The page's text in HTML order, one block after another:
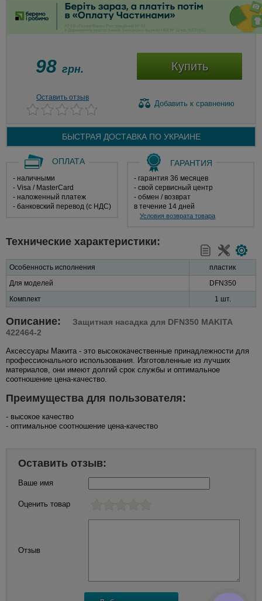
98 грн. Купить
Оставить отзыв
Добавить к сравнению
БЫСТРАЯ ДОСТАВКА ПО УКРАИНЕ
ОПЛАТА
- наличными
- Visa / MasterCard
- наложенный платеж
- банковский перевод (с НДС)
ГАРАНТИЯ
- гарантия 36 месяцев
- свой сервисный центр
- обмен / возврат
в течение 14 дней
Условия возврата товара
Технические характеристики:
Особенность исполнения
пластик
Для моделей
DFN350
Комплект
1 шт.
Описание:
Защитная насадка для DFN350 MAKITA
422464-2
Аксессуары Макита - это высококачественные принадлежности для
профессионального использования. Изготовленные из лучших
материалов, они имеют долгий срок службы и оптимальное
соотношение цена-качество.
Преимущества для пользователя:
- высокое качество
- оптимальное соотношение цена-качество
Оставить отзыв:
Ваше имя
Оценить товар
Отзыв